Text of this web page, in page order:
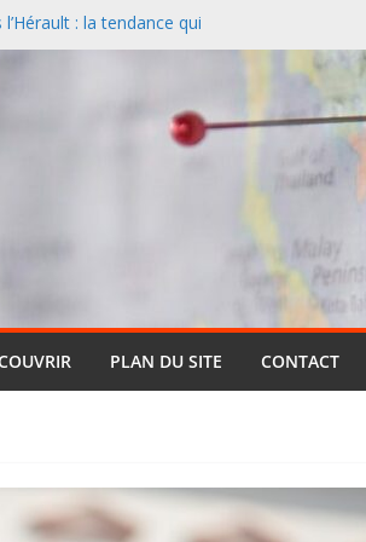
: la tendance qui
paysage naturel
et la Méditerranée
: pourquoi cette formule
(et pourquoi elle reste si
PLAN DU SITE CONTACT